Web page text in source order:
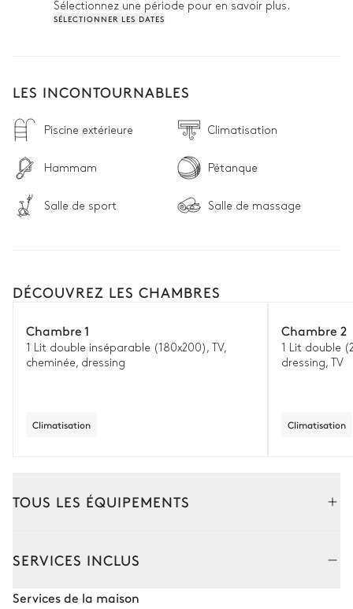
Sélectionnez une période pour en savoir plus.
SÉLECTIONNER LES DATES
LES INCONTOURNABLES
Piscine extérieure Climatisation
Hammam Pétanque
Salle de sport Salle de massage
DÉCOUVREZ LES CHAMBRES
Chambre 1
1 Lit double inséparable (180x200), TV,
cheminée, dressing
Climatisation
Chambre 2
1 Lit double
dressing, TV
Climatisation
TOUS LES ÉQUIPEMENTS
SERVICES INCLUS
Services de la maison